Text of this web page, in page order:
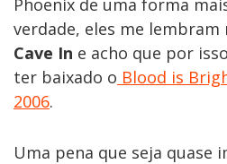
Phoenix de uma forma
verdade, eles me lembram
Cave In e acho que por
ter baixado o Blood is
2006.
Uma pena que seja quase